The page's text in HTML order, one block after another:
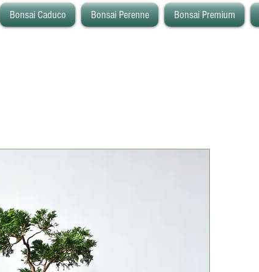
Bonsai Caduco Bonsai Perenne Bonsai Premium